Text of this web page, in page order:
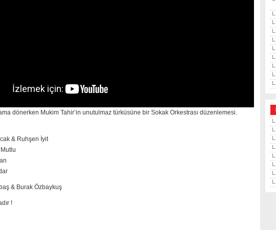
dönerken Mukim Tahir’in unutulmaz türküsüne bir Sokak Orkestrası düzenlemesi.
& Ruhşen İyit
& Burak Özbaykuş
!